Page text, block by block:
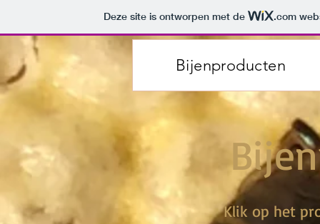
Deze site is ontworpen met de .com
Bijenproducten
Klik op het